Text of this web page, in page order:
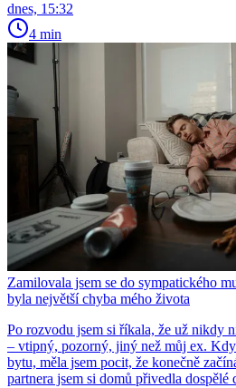
dnes, 15:32
4 min
Zamilovala jsem se do sympatického
byla největší chyba mého života
Po rozvodu jsem si říkala, že už nikdy
– vtipný, pozorný, jiný než můj ex.
bytu, měla jsem pocit, že konečně
partnera jsem si domů přivedla dospělé